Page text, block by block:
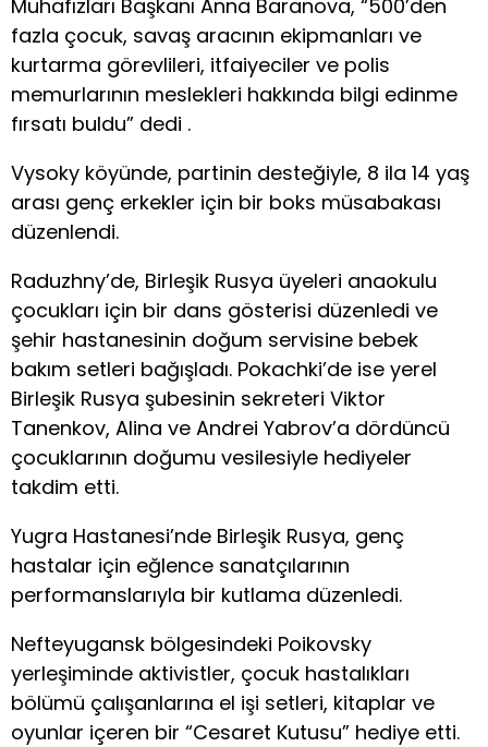
Muhafızları Başkanı Anna Baranova, “500’den
fazla çocuk, savaş aracının ekipmanları ve
kurtarma görevlileri, itfaiyeciler ve polis
memurlarının meslekleri hakkında bilgi edinme
fırsatı buldu” dedi .
Vysoky köyünde, partinin desteğiyle, 8 ila 14 yaş
arası genç erkekler için bir boks müsabakası
düzenlendi.
Raduzhny’de, Birleşik Rusya üyeleri anaokulu
çocukları için bir dans gösterisi düzenledi ve
şehir hastanesinin doğum servisine bebek
bakım setleri bağışladı. Pokachki’de ise yerel
Birleşik Rusya şubesinin sekreteri Viktor
Tanenkov, Alina ve Andrei Yabrov’a dördüncü
çocuklarının doğumu vesilesiyle hediyeler
takdim etti.
Yugra Hastanesi’nde Birleşik Rusya, genç
hastalar için eğlence sanatçılarının
performanslarıyla bir kutlama düzenledi.
Nefteyugansk bölgesindeki Poikovsky
yerleşiminde aktivistler, çocuk hastalıkları
bölümü çalışanlarına el işi setleri, kitaplar ve
oyunlar içeren bir “Cesaret Kutusu” hediye etti.